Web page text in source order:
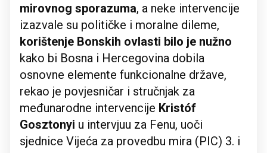
mirovnog sporazuma, a neke intervencije
izazvale su političke i moralne dileme,
korištenje Bonskih ovlasti bilo je nužno
kako bi Bosna i Hercegovina dobila
osnovne elemente funkcionalne države,
rekao je povjesničar i stručnjak za
međunarodne intervencije Kristóf
Gosztonyi u intervjuu za Fenu, uoči
sjednice Vijeća za provedbu mira (PIC) 3. i